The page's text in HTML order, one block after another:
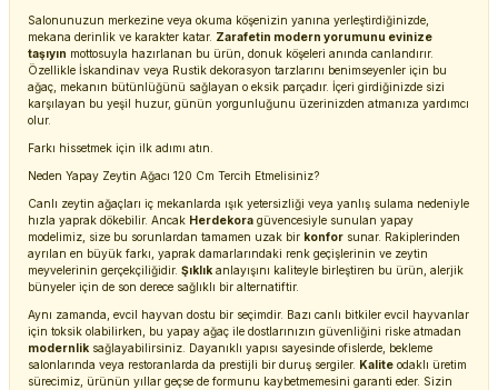
Salonunuzun merkezine veya okuma köşenizin yanına yerleştirdiğinizde,
mekana derinlik ve karakter katar. Zarafetin modern yorumunu evinize
taşıyın mottosuyla hazırlanan bu ürün, donuk köşeleri anında canlandırır.
Özellikle İskandinav veya Rustik dekorasyon tarzlarını benimseyenler için bu
ağaç, mekanın bütünlüğünü sağlayan o eksik parçadır. İçeri girdiğinizde sizi
karşılayan bu yeşil huzur, günün yorgunluğunu üzerinizden atmanıza yardımcı
olur.
Farkı hissetmek için ilk adımı atın.
Neden Yapay Zeytin Ağacı 120 Cm Tercih Etmelisiniz?
Canlı zeytin ağaçları iç mekanlarda ışık yetersizliği veya yanlış sulama nedeniyle
hızla yaprak dökebilir. Ancak Herdekora güvencesiyle sunulan yapay
modelimiz, size bu sorunlardan tamamen uzak bir konfor sunar. Rakiplerinden
ayrılan en büyük farkı, yaprak damarlarındaki renk geçişlerinin ve zeytin
meyvelerinin gerçekçiliğidir. Şıklık anlayışını kaliteyle birleştiren bu ürün, alerjik
bünyeler için de son derece sağlıklı bir alternatiftir.
Aynı zamanda, evcil hayvan dostu bir seçimdir. Bazı canlı bitkiler evcil hayvanlar
için toksik olabilirken, bu yapay ağaç ile dostlarınızın güvenliğini riske atmadan
modernlik sağlayabilirsiniz. Dayanıklı yapısı sayesinde ofislerde, bekleme
salonlarında veya restoranlarda da prestijli bir duruş sergiler. Kalite odaklı üretim
sürecimiz, ürünün yıllar geçse de formunu kaybetmemesini garanti eder. Sizin